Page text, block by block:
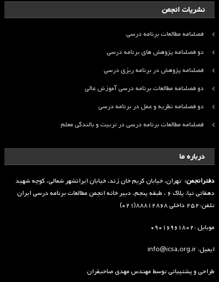
نشریات انجمن
فصلنامه مطالعات برنامه درسی
دو فصلنامه پژوهش های برنامه درسی
فصلنامه پژوهش در برنامه ریزی درسی
دو فصلنامه مطالعات برنامه درسی آموزش عالی
دو فصلنامه نظریه و عمل در برنامه درسی
فصلنامه مطالعات برنامه درسی در تربیت و بالندگی معلم
درباره ما
دفترانجمن: تهران، خیابان کریم خان زند، خیابان ایرانشهر شمالی، کوچه شهید
دهقانی نیا، پلاک ۶ ، طبقه پنجم، دبیر خانه انجمن مطالعات برنامه درسی ایران
تلفن:۲۵۲ داخلی ۸۸۸۱۲۸۶۸(۰۲۱)
موبایل :۰۹۰۱۶۹۶۱۸۰۲
ایمیل: info@icsa.org.ir
طراحی و پشتیبانی توسطمهندس مهدی صاحبقران